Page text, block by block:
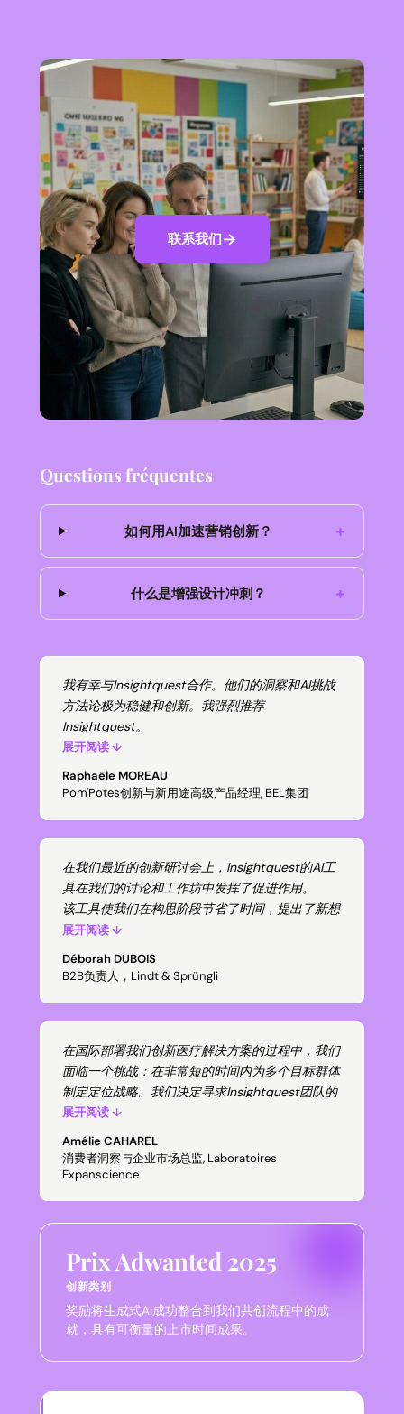
联系我们
Questions fréquentes
如何用AI加速营销创新？ +
什么是增强设计冲刺？ +
我有幸与Insightquest合作。他们的洞察和AI挑战
方法论极为稳健和创新。我强烈推荐
Insightquest。
展开阅读 ↓
Raphaële MOREAU
Pom'Potes创新与新用途高级产品经理, BEL集团
在我们最近的创新研讨会上，Insightquest的AI工
具在我们的讨论和工作坊中发挥了促进作用。
该工具使我们在构思阶段节省了时间，提出了新想
法，并丰富了价值主张（利益点、产品特性、
RTB...）。
该工具还帮助我们将概念可视化。所有这些都基于
展开阅读 ↓
Déborah DUBOIS
B2B负责人，Lindt & Sprüngli
在国际部署我们创新医疗解决方案的过程中，我们
面临一个挑战：在非常短的时间内为多个目标群体
制定定位战略。我们决定寻求Insightquest团队的
帮助，他们提出了一个将其专业知识与AI能力相结
合的增强工作坊。
通过这种合作，我们能够安全地分享内部数据，AI
分析了我们的洞察以及在线可用的竞争信息。瞬间
群体的能力，不仅是消费者，还有各类医疗专业人
士。只需几次点击，我们就获得了针对每个目标的
动分析，评估每个概念的优势、劣势和差异化潜
力，同时提供了宝贵的优化建议。
结果：一个坚实、适配良好的基础，可以在非常紧
展开阅读 ↓
Amélie CAHAREL
消费者洞察与企业市场总监, Laboratoires
Expanscience
Prix Adwanted 2025
创新类别
奖励将生成式AI成功整合到我们共创流程中的成
就，具有可衡量的上市时间成果。